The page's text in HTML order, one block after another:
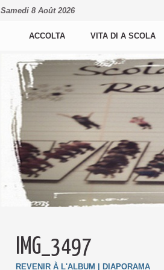
Samedi 8 Août 2026
ACCOLTA VITA DI A SCOLA
IMG_3497
REVENIR À L'ALBUM DIAPORAMA